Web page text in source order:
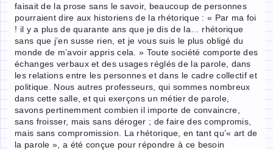
faisait de la prose sans le savoir, beaucoup de personnes
pourraient dire aux historiens de la rhétorique : « Par ma foi
! il y a plus de quarante ans que je dis de la… rhétorique
sans que j’en susse rien, et je vous suis le plus obligé du
monde de m’avoir appris cela. » Toute société comporte des
échanges verbaux et des usages réglés de la parole, dans
les relations entre les personnes et dans le cadre collectif et
politique. Nous autres professeurs, qui sommes nombreux
dans cette salle, et qui exerçons un métier de parole,
savons pertinemment combien il importe de convaincre,
sans froisser, mais sans déroger ; de faire des compromis,
mais sans compromission. La rhétorique, en tant qu’« art de
la parole », a été conçue pour répondre à ce besoin